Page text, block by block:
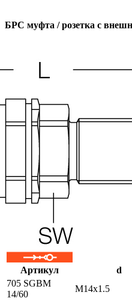
БРС муфта / розетка с
Артикул d
705 SGBM
14/60
M14x1.5